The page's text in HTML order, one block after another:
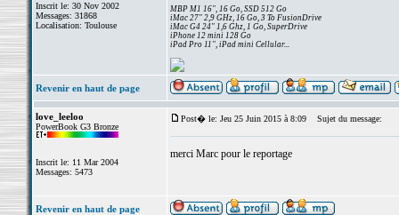
Inscrit le: 30 Nov 2002
Messages: 31868
Localisation: Toulouse
MBP M1 16", 16 Go, SSD 512 Go
iMac 27" 2,9 GHz, 16 Go, 3 To FusionDrive
iMac G4 24" 1,6 Ghz, 1 Go, SuperDrive
iPhone 12 mini 128 Go
iPad Pro 11", iPad mini Cellular...
Revenir en haut de page
love_leeloo
PowerBook G3 Bronze
Inscrit le: 11 Mar 2004
Messages: 5473
Post� le: Jeu 25 Juin 2015 à 8:09 Sujet du message:
merci Marc pour le reportage
Revenir en haut de page